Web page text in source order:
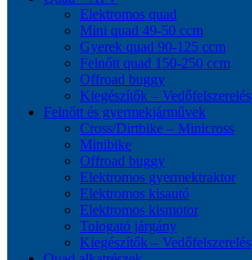
Elektromos quad
Mini quad 49-50 ccm
Gyerek quad 90-125 ccm
Felnőtt quad 150-250 ccm
Offroad buggy
Kiegészítők – Vedőfelszerelés
Felnőtt és gyermekjárművek
Cross/Dirtbike – Minicross
Minibike
Offroad buggy
Elektromos gyermektraktor
Elektromos kisautó
Elektromos kismotor
Tologató járgány
Kiegészítők – Vedőfelszerelés